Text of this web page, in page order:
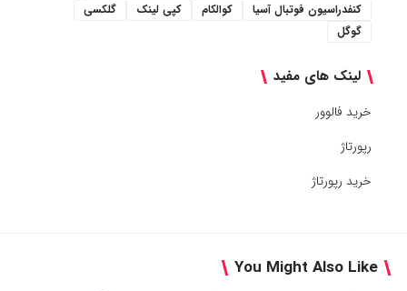
کنفدراسیون فوتبال آسیا
کوالکام کپی لینک
گلکسی
گوگل
لینک های مفید
خرید فالوور
رپورتاژ
خرید رپورتاژ
You Might Also Like